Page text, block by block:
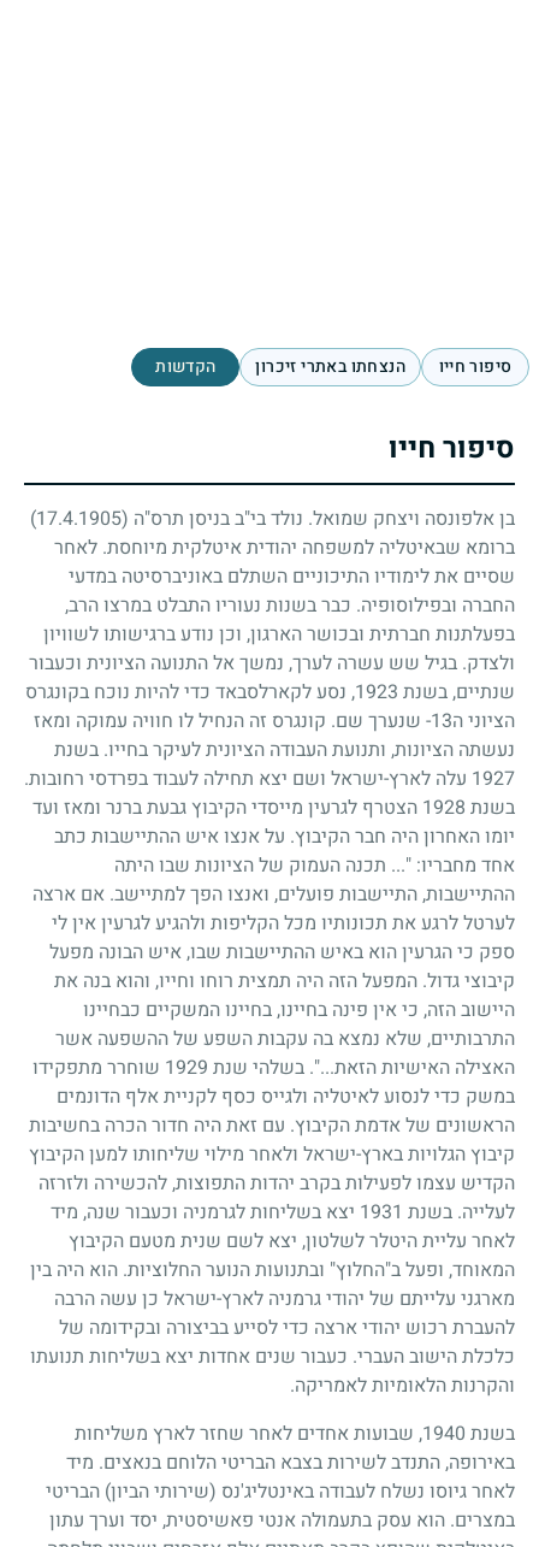
סיפור חייו הנצחתו באתרי זיכרון הקדשות
סיפור חייו
בן אלפונסה ויצחק שמואל. נולד בי"ב בניסן תרס"ה (17.4.1905)
ברומא שבאיטליה למשפחה יהודית איטלקית מיוחסת. לאחר
שסיים את לימודיו התיכוניים השתלם באוניברסיטה במדעי
החברה ובפילוסופיה. כבר בשנות נעוריו התבלט במרצו הרב,
בפעלתנות חברתית ובכושר הארגון, וכן נודע ברגישותו לשוויון
ולצדק. בגיל שש עשרה לערך, נמשך אל התנועה הציונית וכעבור
שנתיים, בשנת 1923, נסע לקארלסבאד כדי להיות נוכח בקונגרס
הציוני ה13- שנערך שם. קונגרס זה הנחיל לו חוויה עמוקה ומאז
נעשתה הציונות, ותנועת העבודה הציונית לעיקר בחייו. בשנת
1927 עלה לארץ-ישראל ושם יצא תחילה לעבוד בפרדסי רחובות.
בשנת 1928 הצטרף לגרעין מייסדי הקיבוץ גבעת ברנר ומאז ועד
יומו האחרון היה חבר הקיבוץ. על אנצו איש ההתיישבות כתב
אחד מחבריו: "... תכנה העמוק של הציונות שבו היתה
ההתיישבות, התיישבות פועלים, ואנצו הפך למתיישב. אם ארצה
לערטל לרגע את תכונותיו מכל הקליפות ולהגיע לגרעין אין לי
ספק כי הגרעין הוא באיש ההתיישבות שבו, איש הבונה מפעל
קיבוצי גדול. המפעל הזה היה תמצית רוחו וחייו, והוא בנה את
היישוב הזה, כי אין פינה בחיינו, בחיינו המשקיים כבחיינו
התרבותיים, שלא נמצא בה עקבות השפע של ההשפעה אשר
האצילה האישיות הזאת...". בשלהי שנת 1929 שוחרר מתפקידו
במשק כדי לנסוע לאיטליה ולגייס כסף לקניית אלף הדונמים
הראשונים של אדמת הקיבוץ. עם זאת היה חדור הכרה בחשיבות
קיבוץ הגלויות בארץ-ישראל ולאחר מילוי שליחותו למען הקיבוץ
הקדיש עצמו לפעילות בקרב יהדות התפוצות, להכשירה ולזרזה
לעלייה. בשנת 1931 יצא בשליחות לגרמניה וכעבור שנה, מיד
לאחר עליית היטלר לשלטון, יצא לשם שנית מטעם הקיבוץ
המאוחד, ופעל ב"החלוץ" ובתנועות הנוער החלוציות. הוא היה בין
מארגני עלייתם של יהודי גרמניה לארץ-ישראל כן עשה הרבה
להעברת רכוש יהודי ארצה כדי לסייע בביצורה ובקידומה של
כלכלת הישוב העברי. כעבור שנים אחדות יצא בשליחות תנועתו
והקרנות הלאומיות לאמריקה.
בשנת 1940, שבועות אחדים לאחר שחזר לארץ משליחות
באירופה, התנדב לשירות בצבא הבריטי הלוחם בנאצים. מיד
לאחר גיוסו נשלח לעבודה באינטליג'נס (שירותי הביון) הבריטי
במצרים. הוא עסק בתעמולה אנטי פאשיסטית, יסד וערך עתון